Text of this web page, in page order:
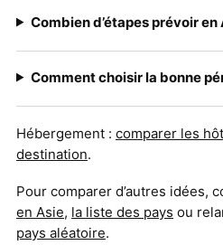
Combien d’étapes prévoir en
Comment choisir la bonne
Hébergement : comparer les
destination.
Pour comparer d’autres idées,
en Asie, la liste des pays ou
pays aléatoire.